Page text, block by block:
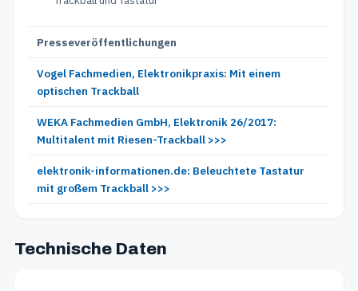
Presseveröffentlichungen
Vogel Fachmedien, Elektronikpraxis: Mit einem
optischen Trackball
WEKA Fachmedien GmbH, Elektronik 26/2017:
Multitalent mit Riesen-Trackball >>>
elektronik-informationen.de: Beleuchtete Tastatur
mit großem Trackball >>>
Technische Daten